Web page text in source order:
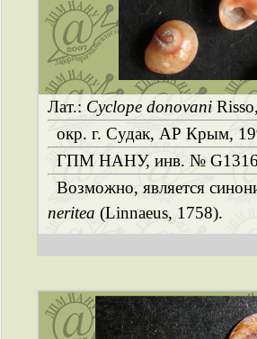
Лат.: Cyclope donovani
окр. г. Судак, АР Крым,
ГПМ НАНУ, инв. № G1316
Возможно, является
neritea (Linnaeus, 1758).